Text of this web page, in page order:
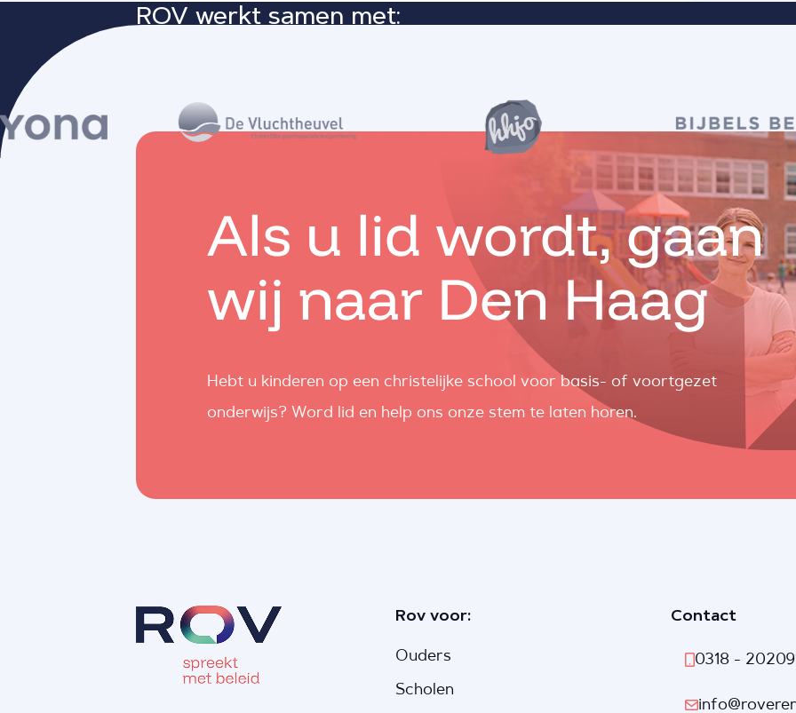
ROV werkt samen met:
Als u lid wordt, gaan
wij naar Den Haag
Hebt u kinderen op een christelijke school voor basis- of voortgezet
onderwijs? Word lid en help ons onze stem te laten horen.
Rov voor:
Ouders
Scholen
Contact
0318 -